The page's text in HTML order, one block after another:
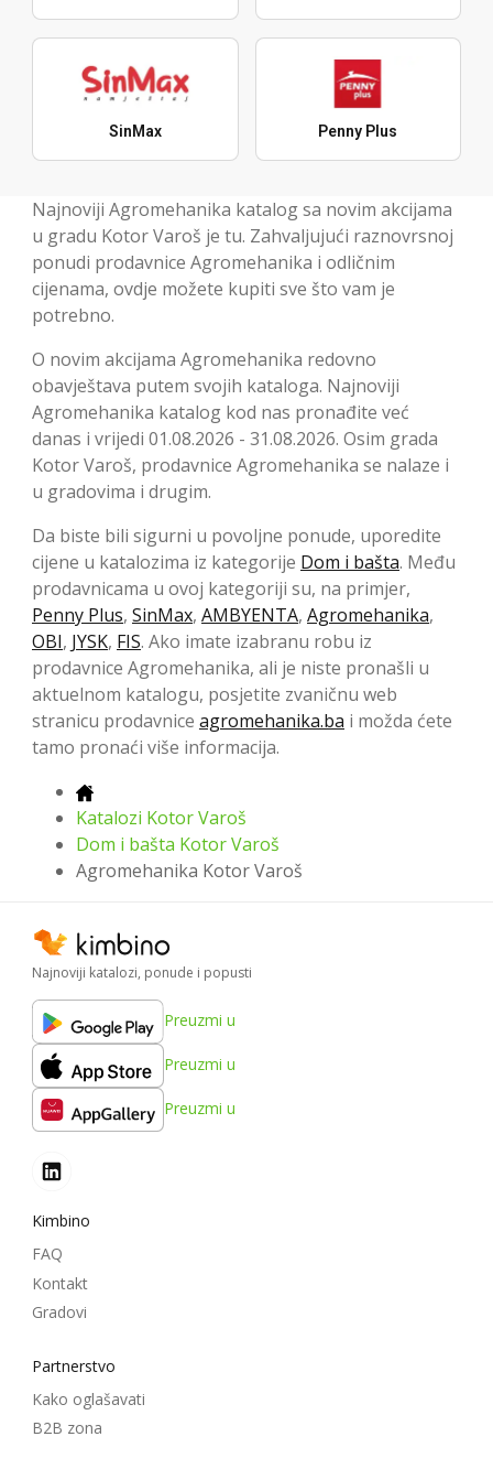
SinMax Penny Plus
Najnoviji Agromehanika katalog sa novim akcijama
u gradu Kotor Varoš je tu. Zahvaljujući raznovrsnoj
ponudi prodavnice Agromehanika i odličnim
cijenama, ovdje možete kupiti sve što vam je
potrebno.
O novim akcijama Agromehanika redovno
obavještava putem svojih kataloga. Najnoviji
Agromehanika katalog kod nas pronađite već
danas i vrijedi 01.08.2026 - 31.08.2026. Osim grada
Kotor Varoš, prodavnice Agromehanika se nalaze i
u gradovima i drugim.
Da biste bili sigurni u povoljne ponude, uporedite
cijene u katalozima iz kategorije Dom i bašta. Među
prodavnicama u ovoj kategoriji su, na primjer,
Penny Plus, SinMax, AMBYENTA, Agromehanika,
OBI, JYSK, FIS. Ako imate izabranu robu iz
prodavnice Agromehanika, ali je niste pronašli u
aktuelnom katalogu, posjetite zvaničnu web
stranicu prodavnice agromehanika.ba i možda ćete
tamo pronaći više informacija.
Katalozi Kotor Varoš
Dom i bašta Kotor Varoš
Agromehanika Kotor Varoš
Najnoviji katalozi, ponude i popusti
Preuzmi u
Preuzmi u
Preuzmi u
Kimbino
FAQ
Kontakt
Gradovi
Partnerstvo
Kako oglašavati
B2B zona